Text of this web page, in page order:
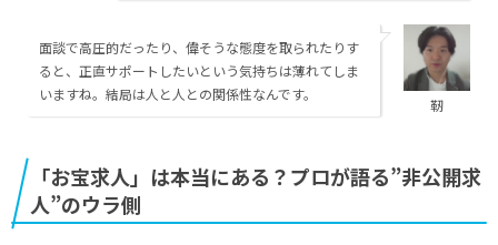
面談で高圧的だったり、偉そうな態度を取られたりす
ると、正直サポートしたいという気持ちは薄れてしま
いますね。結局は人と人との関係性なんです。
靭
「お宝求人」は本当にある？プロが語る”非公開求
人”のウラ側